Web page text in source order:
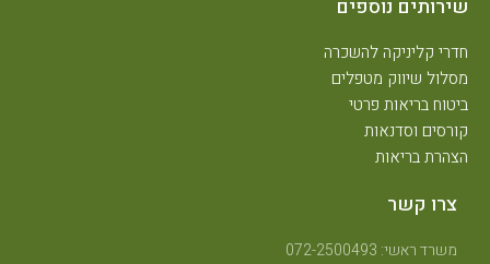
שירותים נוספים
חדרי קליניקה להשכרה
מסלול שיווק מטפלים
ביטוח בריאות פרטי
קורסים וסדנאות
הצהרת בריאות
צרו קשר
משרד ראשי: 072-2500493